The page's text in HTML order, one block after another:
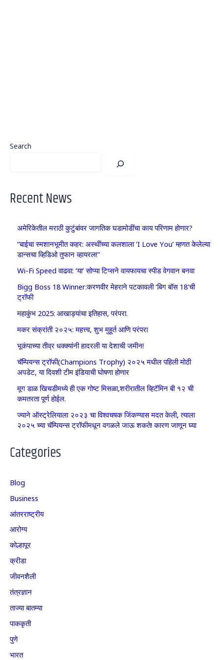
Search
Recent News
अमेरिकेतील मराठी कुटुंबांवर जागतिक घडामोडींचा काय परिणाम होणार?
“बाईचा स्मशानभूमीत कहर: अस्थींच्या कलशाला ‘I Love You’ म्हणत केलेल्या
डान्सचा व्हिडिओ तुफान व्हायरल!”
Wi-Fi Speed वाढवा: ‘या’ सोप्या टिप्सने वायफायचा स्पीड वेगवान बनवा
Bigg Boss 18 Winner:करणवीर मेहराने पटकावली ‘बिग बॉस 18’ची
ट्रॉफी
महाकुंभ 2025: आखाड्यांचा इतिहास, परंपरा.
मकर संक्रांती २०२५: महत्त्व, शुभ मुहूर्त आणि परंपरा
भूकंपाच्या तीव्र धक्क्यांनी हादरली या देशाची जमीन!
चॅम्पियन्स ट्रॉफी(Champions Trophy) २०२५ मधील पहिली मोठी
अपडेट, या दिवशी टीम इंडियाची घोषणा होणार
मूग डाळ खिचडीमध्ये ही एक गोष्ट मिसळा,शरीरातील व्हिटॅमिन बी १२ ची
कमतरता पूर्ण होईल.
ज्याने ऑस्ट्रेलियाला २०२३ चा विश्वचषक जिंकण्यास मदत केली, त्याला
२०२५ च्या चॅम्पियन्स ट्रॉफीमधून वगळले जाऊ शकते! कारण जाणून घ्या
Categories
Blog
Business
आंतरराष्ट्रीय
आरोग्य
कोल्हापूर
क्रीडा
जीवनशैली
तंत्रज्ञान
ताज्या बातम्या
पाककृती
पुणे
भारत